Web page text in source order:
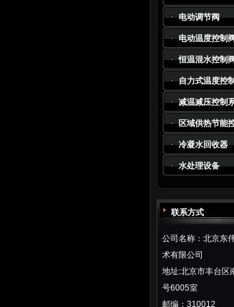
电动调节阀
电动温度控制
自力式温度控
减温减压控制
区域供热节能
冷凝水回收器
水处理设备
联系方式
公司名称：北京东
术有限公司
地址:北京市丰台区
号6005室
邮编：310012